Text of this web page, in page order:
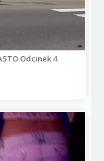
Odcinek 4